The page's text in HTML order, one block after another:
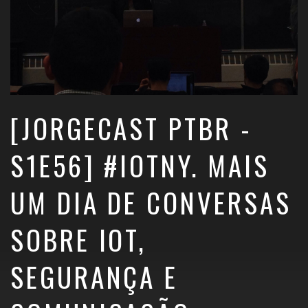
[JORGECAST PTBR -
S1E56] #IOTNY. MAIS
UM DIA DE CONVERSAS
SOBRE IOT,
SEGURANÇA E